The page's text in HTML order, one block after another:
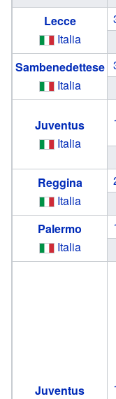
Lecce
Italia
Sambenedettese
Italia
Juventus
Italia
Reggina
Italia
Palermo
Italia
Juventus